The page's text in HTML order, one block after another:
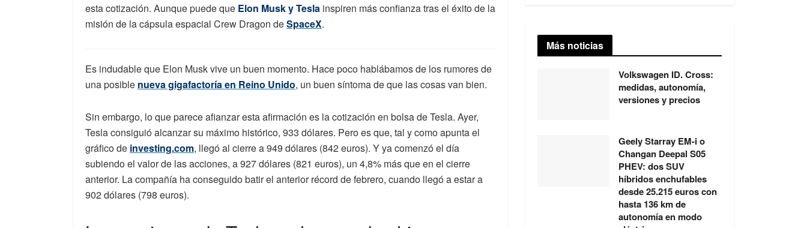
esta cotización. Aunque puede que Elon Musk y Tesla inspiren más confianza tras el éxito de la
misión de la cápsula espacial Crew Dragon deSpaceX.
Es indudable que Elon Musk vive un buen momento. Hace poco hablábamos de los rumores de
una posible nueva gigafactoría en Reino Unido, un buen síntoma de que las cosas van bien.
Sin embargo, lo que parece afianzar esta afirmación es la cotización en bolsa de Tesla. Ayer,
Tesla consiguió alcanzar su máximo histórico, 933 dólares. Pero es que, tal y como apunta el
gráfico de investing.com, llegó al cierre a 949 dólares (842 euros). Y ya comenzó el día
subiendo el valor de las acciones, a 927 dólares (821 euros), un 4,8% más que en el cierre
anterior. La compañía ha conseguido batir el anterior récord de febrero, cuando llegó a estar a
902 dólares (798 euros).
Más noticias
Volkswagen ID. Cross:
medidas, autonomía,
versiones y precios
Geely Starray EM-i o
Changan Deepal S05
PHEV: dos SUV
híbridos enchufables
desde 25.215 euros con
hasta 136 km de
autonomía en modo